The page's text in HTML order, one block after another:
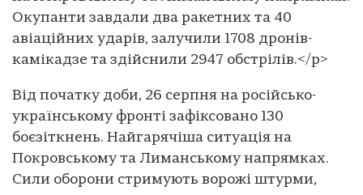
Окупанти завдали два ракетних та 40
авіаційних ударів, залучили 1708 дронів-
камікадзе та здійснили 2947 обстрілів.</p>
Від початку доби, 26 серпня на російсько-
українському фронті зафіксовано 130
боєзіткнень. Найгарячіша ситуація на
Покровському та Лиманському напрямках.
Сили оборони стримують ворожі штурми,